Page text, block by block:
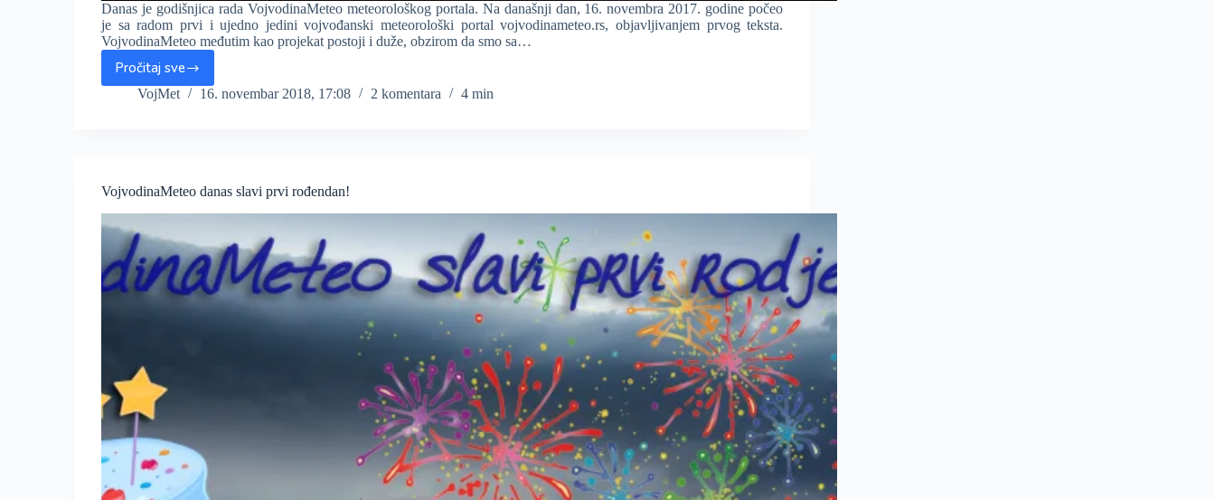
Danas je godišnjica rada VojvodinaMeteo meteorološkog portala. Na današnji dan, 16. novembra 2017. godine počeo
je sa radom prvi i ujedno jedini vojvođanski meteorološki portal vojvodinameteo.rs, objavljivanjem prvog teksta.
VojvodinaMeteo međutim kao projekat postoji i duže, obzirom da smo sa…
Pročitaj sve
Prva
godišnjica
VojMet 16. novembar 2018, 17:08 2 komentara 4 min
VojvodinaMeteo danas slavi prvi rođendan!